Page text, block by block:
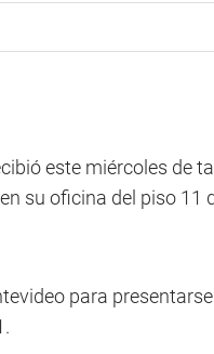
este miércoles de
su oficina del piso 11
para